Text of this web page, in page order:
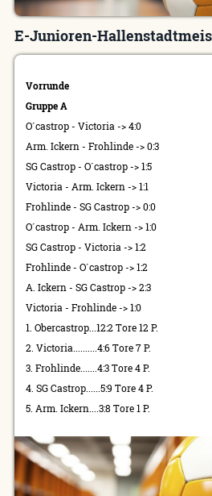
E-Junioren-
Vorrunde
Gruppe A
O´castrop - Victoria -> 4:0
Arm. Ickern - Frohlinde -> 0:3
SG Castrop - O´castrop -> 1:5
Victoria - Arm. Ickern -> 1:1
Frohlinde - SG Castrop -> 0:0
O´castrop - Arm. Ickern -> 1:0
SG Castrop - Victoria -> 1:2
Frohlinde - O´castrop -> 1:2
A. Ickern - SG Castrop -> 2:3
Victoria - Frohlinde -> 1:0
1. Obercastrop...12:2 Tore 12 P.
2. Victoria..........4:6 Tore 7 P.
3. Frohlinde.......4:3 Tore 4 P.
4. SG Castrop......5:9 Tore 4 P.
5. Arm. Ickern....3:8 Tore 1 P.